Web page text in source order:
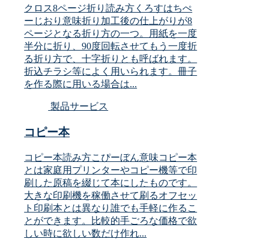
クロス8ページ折り読み方くろすはちぺ
ーじおり意味折り加工後の仕上がりが8
ページとなる折り方の一つ。用紙を一度
半分に折り、90度回転させてもう一度折
る折り方で、十字折りとも呼ばれます。
折込チラシ等によく用いられます。冊子
を作る際に用いる場合は...
製品サービス
コピー本
コピー本読み方こぴーぼん意味コピー本
とは家庭用プリンターやコピー機等で印
刷した原稿を綴じて本にしたものです。
大きな印刷機を稼働させて刷るオフセッ
ト印刷本とは異なり誰でも手軽に作るこ
とができます。比較的手ごろな価格で欲
しい時に欲しい数だけ作れ...